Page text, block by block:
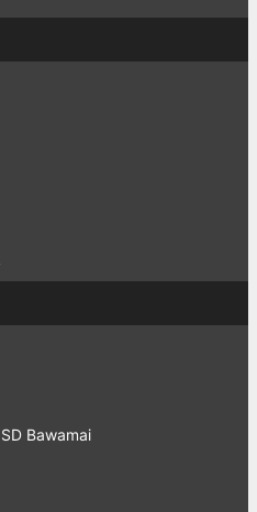
Bawamai